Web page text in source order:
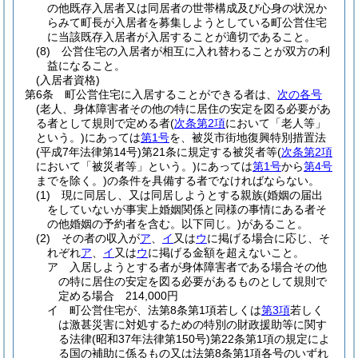
の他既存入居者又は同居者の世帯構成及び心身の状況か
らみて町長が入居者を募集しようとしている町公営住宅
に当該既存入居者が入居することが適切であること。
(8)
公営住宅の入居者が相互に入れ替わることが双方の利
益になること。
(入居者資格)
第6条
町公営住宅に入居することができる者は、 次の各号
(老人、身体障害者その他の特に居住の安定を図る必要があ
る者として規則で定める者(次条第2項において「老人等」
という。)にあっては第1号を、被災市街地復興特別措置法
(平成7年法律第14号)第21条に規定する被災者等(次条第2項
において「被災者等」という。)にあっては第1号から第4号
までを除く。)の条件を具備する者でなければならない。
(1)
現に同居し、又は同居しようとする親族(婚姻の届出
をしていないが事実上婚姻関係と同様の事情にある者そ
の他婚姻の予約者を含む。以下同じ。)があること。
(2)
その者の収入がア イ 又はウに掲げる場合に応じ、そ
れぞれア イ 又はウに掲げる金額を超えないこと。
ア
入居しようとする者が身体障害者である場合その他
の特に居住の安定を図る必要があるものとして規則で
定める場合 214,000円
イ
町公営住宅が、法第8条第1項若しくは第3項若しく
は激甚災害に対処するための特別の財政援助等に関す
る法律(昭和37年法律第150号)第22条第1項の規定によ
る国の補助に係るもの又は法第8条第1項各号のいずれ